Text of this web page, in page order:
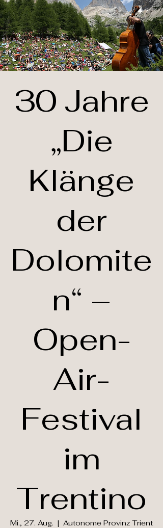
30 Jahre
„Die
Klänge
der
Dolomite
n“ –
Open-
Air-
Festival
im
Trentino
Mi., 27. Aug.
  |
Autonome Provinz Trient